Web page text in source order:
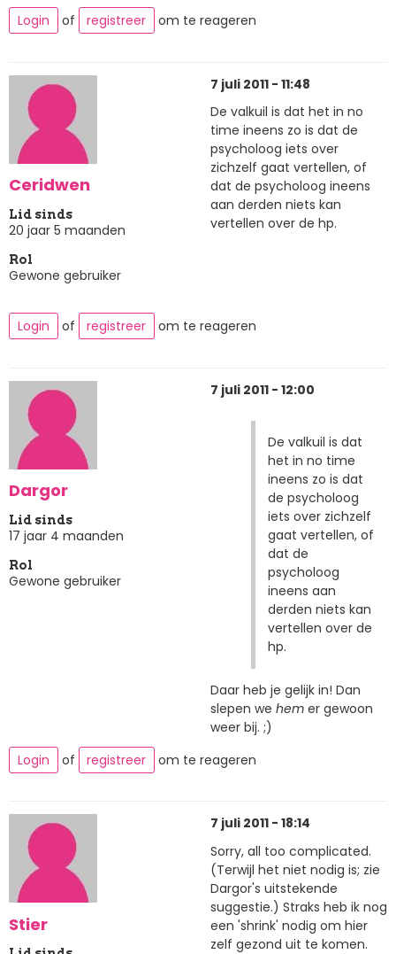
Login of registreer om te reageren
Ceridwen
Lid sinds
20 jaar 5 maanden
Rol
Gewone gebruiker
7 juli 2011 - 11:48
De valkuil is dat het in no
time ineens zo is dat de
psycholoog iets over
zichzelf gaat vertellen, of
dat de psycholoog ineens
aan derden niets kan
vertellen over de hp.
Login of registreer om te reageren
Dargor
Lid sinds
17 jaar 4 maanden
Rol
Gewone gebruiker
7 juli 2011 - 12:00
De valkuil is dat
het in no time
ineens zo is dat
de psycholoog
iets over zichzelf
gaat vertellen, of
dat de
psycholoog
ineens aan
derden niets kan
vertellen over de
hp.
Daar heb je gelijk in! Dan
slepen we hem er gewoon
weer bij. ;)
Login
of registreer om te reageren
Stier
7 juli 2011 - 18:14
Sorry, all too complicated.
(Terwijl het niet nodig is; zie
Dargor's uitstekende
suggestie.) Straks heb ik nog
een 'shrink' nodig om hier
zelf gezond uit te komen.